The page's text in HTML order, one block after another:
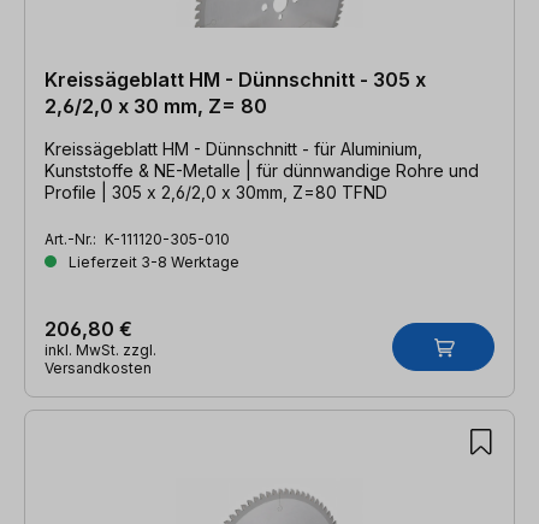
Kreissägeblatt HM - Dünnschnitt - 305 x
2,6/2,0 x 30 mm, Z= 80
Kreissägeblatt HM - Dünnschnitt - für Aluminium,
Kunststoffe & NE-Metalle | für dünnwandige Rohre und
Profile | 305 x 2,6/2,0 x 30mm, Z=80 TFND
Art.-Nr.: K-111120-305-010
Lieferzeit 3-8 Werktage
206,80 €
inkl. MwSt. zzgl.
Versandkosten